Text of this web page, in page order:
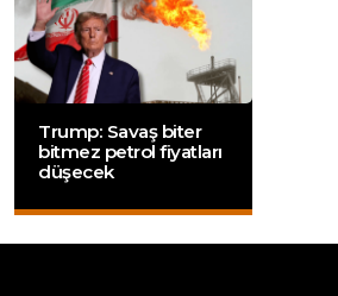
Trump: Savaş biter
bitmez petrol fiyatları
düşecek